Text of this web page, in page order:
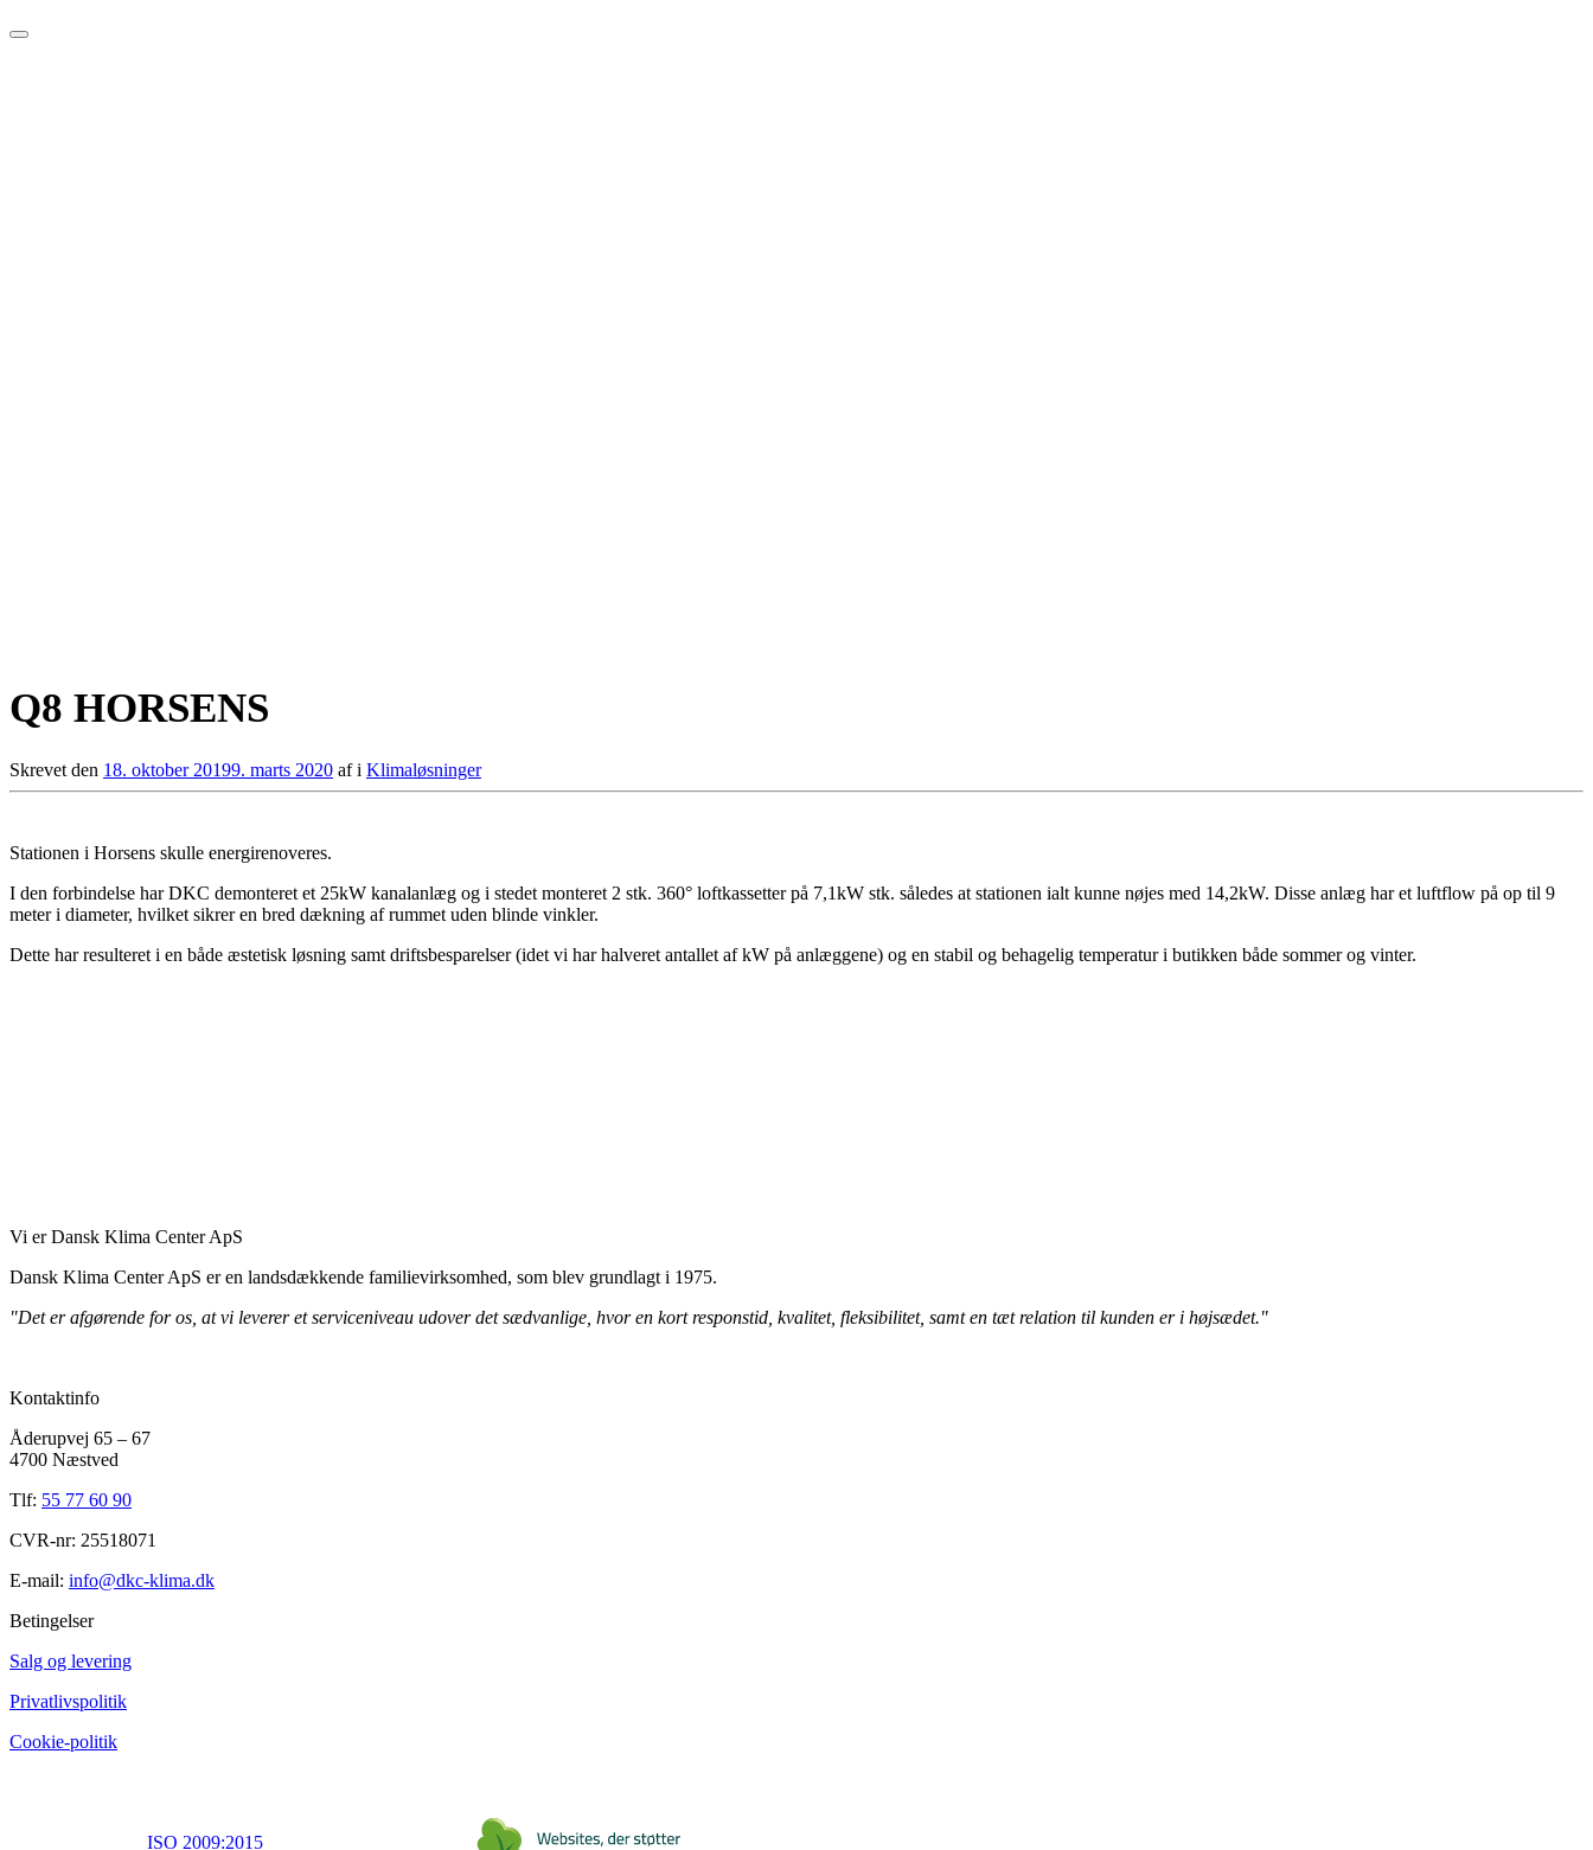
Q8 HORSENS
Skrevet den 18. oktober 20199. marts 2020 afi Klimaløsninger
Stationen i Horsens skulle energirenoveres.
I den forbindelse har DKC demonteret et 25kW kanalanlæg og i stedet monteret 2 stk. 360° loftkassetter på 7,1kW stk. således at stationen ialt kunne nøjes med 14,2kW. Disse anlæg har et luftflow på op til 9
meter i diameter, hvilket sikrer en bred dækning af rummet uden blinde vinkler.
Dette har resulteret i en både æstetisk løsning samt driftsbesparelser (idet vi har halveret antallet af kW på anlæggene) og en stabil og behagelig temperatur i butikken både sommer og vinter.
Vi er Dansk Klima Center ApS
Dansk Klima Center ApS er en landsdækkende familievirksomhed, som blev grundlagt i 1975.
"Det er afgørende for os, at vi leverer et serviceniveau udover det sædvanlige, hvor en kort responstid, kvalitet, fleksibilitet, samt en tæt relation til kunden er i højsædet."
Kontaktinfo
Åderupvej 65 – 67
4700 Næstved
Tlf: 55 77 60 90
CVR-nr: 25518071
E-mail: info@dkc-klima.dk
Betingelser
Salg og levering
Privatlivspolitik
Cookie-politik
ISO 2009:2015